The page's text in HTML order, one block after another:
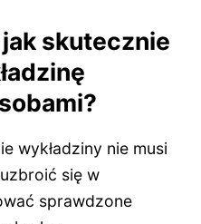
skutecznie
wykładziny nie musi
się w
sprawdzone